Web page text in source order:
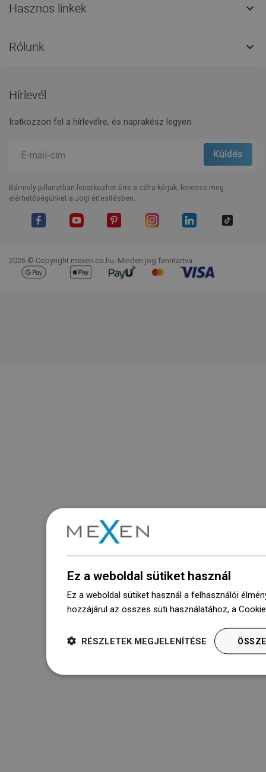
Hasznos linkek 
Rólunk 
Hírlevél
Iratkozzon fel a hírlevélre, és naprakész legyen.
Bármely pillanatban leiratkozhat.Erre a célra kérjük, keresse meg
elérhetőségünket a Jogi értesítésben.
2026 © Copyright mexen.co.hu. Minden jog fenntartva.
Ez a weboldal sütiket használ
Ez a weboldal sütiket használ a felhasználói
hozzájárul az összes süti használatához, a
RÉSZLETEK MEGJELENÍTÉSE